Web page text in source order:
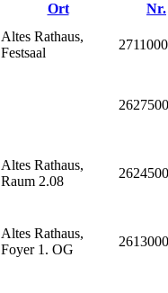
Ort
Nr.
Altes Rathaus,
Festsaal
Altes Rathaus,
Raum 2.08
Altes Rathaus,
Foyer 1. OG